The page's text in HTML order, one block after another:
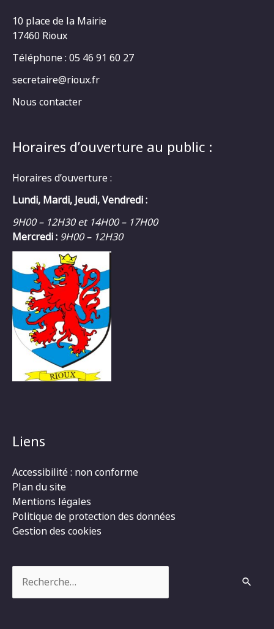
10 place de la Mairie
17460 Rioux
Téléphone : 05 46 91 60 27
secretaire@rioux.fr
Nous contacter
Horaires d’ouverture au public :
Horaires d’ouverture :
Lundi, Mardi, Jeudi, Vendredi :
9H00 – 12H30 et 14H00 – 17H00
Mercredi : 9H00 – 12H30
Liens
Accessibilité : non conforme
Plan du site
Mentions légales
Politique de protection des données
Gestion des cookies